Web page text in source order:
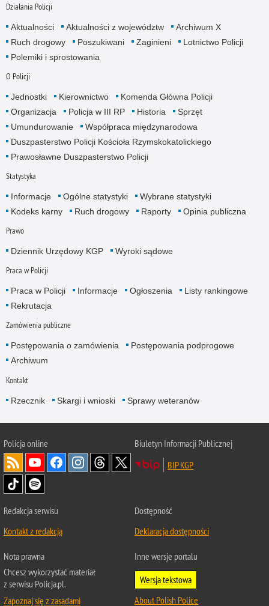
Działania Policji
Aktualności Aktualności z województw
Archiwum X
Ruch drogowy
Poszukiwani Zaginieni
Lotnictwo Policji
Polemiki i sprostowania
O Policji
Jednostki Kierownictwo
Komenda Główna Policji
Organizacja
Policja w III RP Historia
Sprzęt
Umundurowanie
Współpraca międzynarodowa
Duszpasterstwo Policji Kościoła Rzymskokatolickiego
Prawosławne Duszpasterstwo Policji
Statystyka
Informacje Ogólne statystyki
Wybrane statystyki
Kodeks karny
Ruch drogowy Raporty Opinia publiczna
Prawo
Dziennik Urzędowy KGP Wyroki sądowe
Praca w Policji
Praca w Policji Informacje Ogłoszenia
Listy rankingowe
Rekrutacja
Zamówienia publiczne
Postępowania o zamówienia
Postępowania podprogowe
Archiwum
Kontakt
Rzecznik Skargi i wnioski Sprawy weteranów
Policjaonline
Biuletyn Informacji Publicznej
BIP KGP
Redakcja serwisu
Kontakt z redakcją
Dostępność
Deklaracja dostępności
Nota prawna
Chcesz wykorzystać materiał
z serwisu Policja.pl.
Zapoznaj się z zasadami
Inne wersje portalu
Wersja tekstowa
About Polish Police